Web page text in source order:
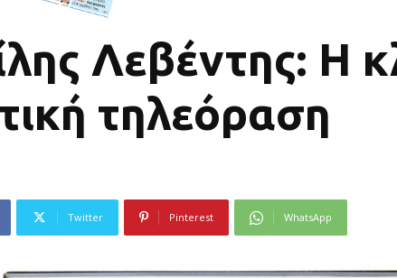
Λεβέντης: Η
τηλεόραση
Twitter Pinterest WhatsApp